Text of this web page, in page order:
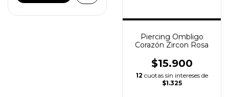
Piercing Ombligo
Corazón Zircon Rosa
$15.900
12 cuotas sin intereses de
$1.325